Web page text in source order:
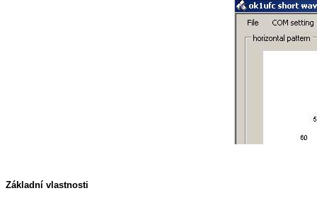
Základní vlastnosti